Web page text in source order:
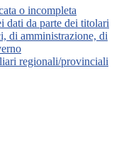
o incompleta
dati da parte dei titolari
di amministrazione, di
regionali/provinciali